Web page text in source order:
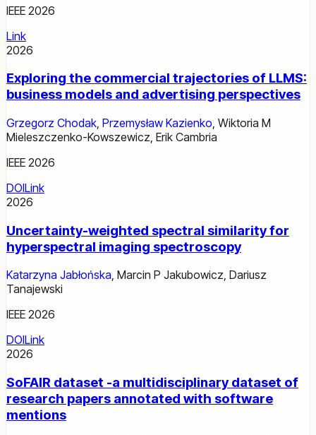
IEEE 2026
Link
2026
Exploring the commercial trajectories of LLMS:
business models and advertising perspectives
Grzegorz Chodak, Przemysław Kazienko, Wiktoria M
Mieleszczenko-Kowszewicz, Erik Cambria
IEEE 2026
DOILink
2026
Uncertainty-weighted spectral similarity for
hyperspectral imaging spectroscopy
Katarzyna Jabłońska, Marcin P Jakubowicz, Dariusz
Tanajewski
IEEE 2026
DOILink
2026
SoFAIR dataset -a multidisciplinary dataset of
research papers annotated with software
mentions